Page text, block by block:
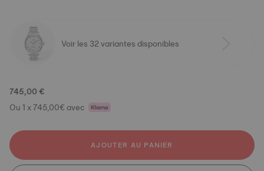
Voir les 32 variantes disponibles
745,00 €
Ou 1 x 745,00€ avec
AJOUTER AU PANIER